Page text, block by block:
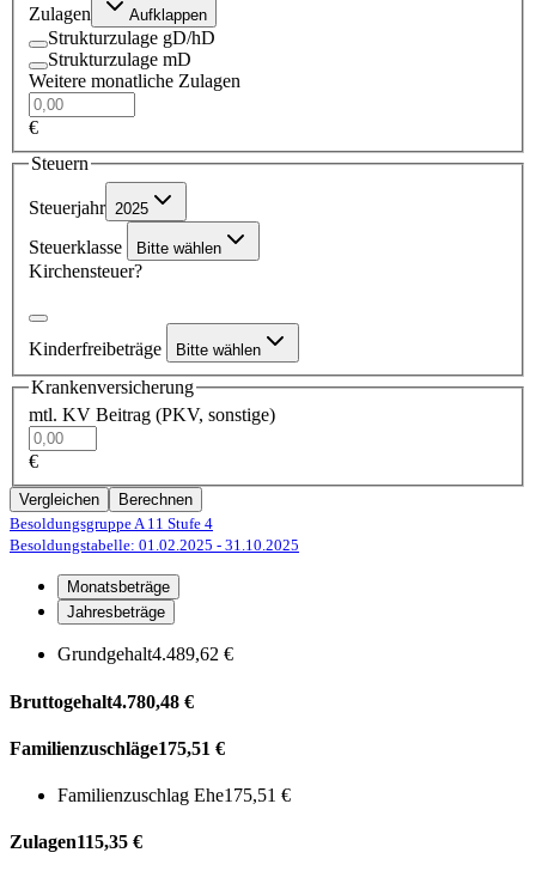
Zulagen Aufklappen
Strukturzulage gD/hD
Strukturzulage mD
Weitere monatliche Zulagen
€
Steuern
Steuerjahr 2025
Steuerklasse Bitte wählen
Kirchensteuer?
Kinderfreibeträge Bitte wählen
Krankenversicherung
mtl. KV Beitrag (PKV, sonstige)
€
Vergleichen
Berechnen
Besoldungsgruppe A 11 Stufe 4
Besoldungstabelle: 01.02.2025 - 31.10.2025
Monatsbeträge
Jahresbeträge
Grundgehalt4.489,62 €
Bruttogehalt4.780,48 €
Familienzuschläge175,51 €
Familienzuschlag Ehe175,51 €
Zulagen115,35 €